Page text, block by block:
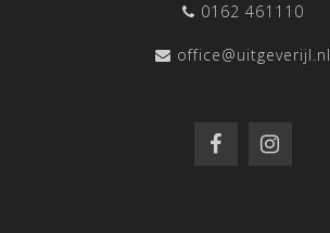
0162 461110
office@uitgeverijl.nl